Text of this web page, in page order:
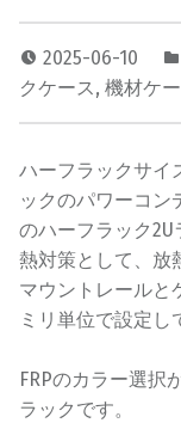
2025-06-10
クケース, 機材ケ
ハーフラックサイ
ックのパワーコン
のハーフラック2U
熱対策として、放
マウントレールと
ミリ単位で設定し
FRPのカラー選択
ラックです。